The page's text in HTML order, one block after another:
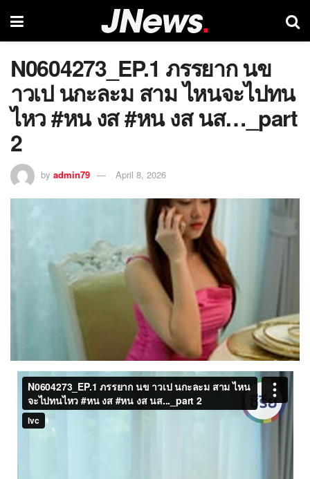
N0604273_EP.1 ภรรยาก นข
าวเป นกะละม สาม ไหนจะไปทน
ไหว #หน งส #หน งส นส…_part
2
by admin79 April 8, 2026